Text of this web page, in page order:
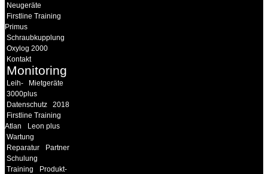
Neugeräte
Firstline Training
Primus
Schraubkupplung
Oxylog 2000
Kontakt
Monitoring
Leih-
Mietgeräte
3000plus
Datenschutz
2018
Firstline Training
Atlan
Leon plus
Wartung
Reparatur
Partner
Schulung
Training
Produkt-